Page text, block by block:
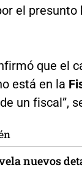
el presunto
que el
está en la
un fiscal”,
nuevos